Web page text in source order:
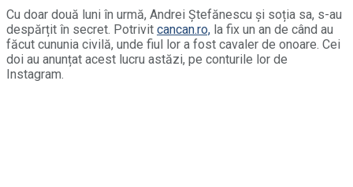
Cu doar două luni în urmă, Andrei Ștefănescu și soția sa, s-au
despărțit în secret. Potrivit cancan.ro, la fix un an de când au
făcut cununia civilă, unde fiul lor a fost cavaler de onoare. Cei
doi au anunțat acest lucru astăzi, pe conturile lor de
Instagram.